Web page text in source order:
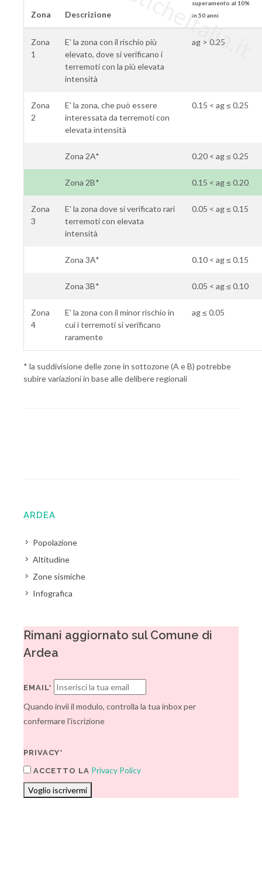
Zona Descrizione
superamento al 10%
in 50 anni
Zona
1
E' la zona con il rischio più
elevato, dove si verificano i
terremoti con la più elevata
intensità
ag > 0.25
Zona
2
E' la zona, che può essere
interessata da terremoti con
elevata intensità
0.15 < ag ≤ 0.25
Zona 2A* 0.20 < ag ≤ 0.25
Zona 2B* 0.15 < ag ≤ 0.20
Zona
3
E' la zona dove si verificato rari
terremoti con elevata
intensità
0.05 < ag ≤ 0.15
Zona 3A* 0.10 < ag ≤ 0.15
Zona 3B* 0.05 < ag ≤ 0.10
Zona
4
E' la zona con il minor rischio in
cui i terremoti si verificano
raramente
ag ≤ 0.05
* la suddivisione delle zone in sottozone (A e B) potrebbe
subire variazioni in base alle delibere regionali
ARDEA
Popolazione
Altitudine
Zone sismiche
Infografica
Rimani aggiornato sul Comune di
Ardea
EMAIL*
Quando invii il modulo, controlla la tua inbox per
confermare l'iscrizione
PRIVACY*
ACCETTO LA Privacy Policy
Voglio iscrivermi